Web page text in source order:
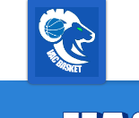
Panneau de gestion des